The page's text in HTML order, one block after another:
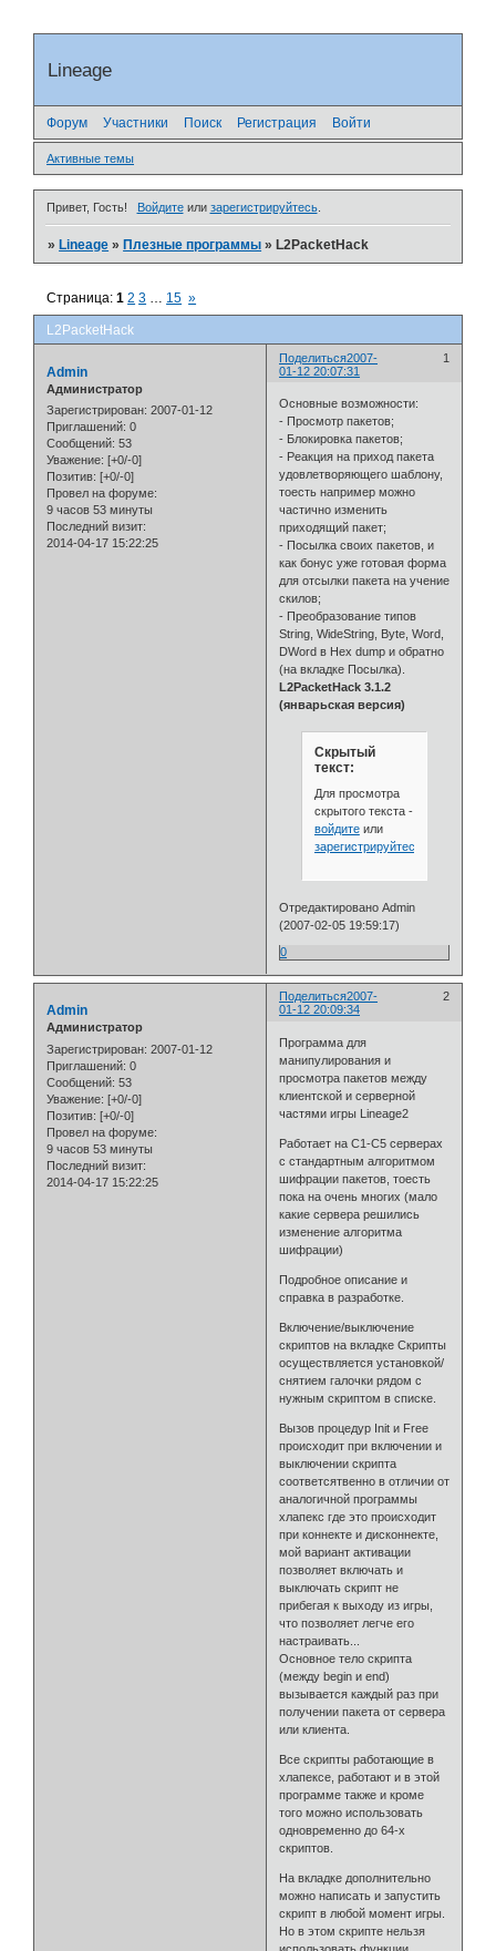
Lineage
Форум Участники Поиск Регистрация Войти
Активные темы
Привет, Гость! Войдитеили зарегистрируйтесь.
»Lineage »Плезные программы »L2PacketHack
L2PacketHack
Страница:1 2 3 … 15 »
Поделиться 1
2007-
01-12 20:07:31
Admin
Администратор
Зарегистрирован: 2007-01-12
Приглашений: 0
Сообщений: 53
Уважение: [+0/-0]
Позитив: [+0/-0]
Провел на форуме:
9 часов 53 минуты
Последний визит:
2014-04-17 15:22:25
Основные возможности:
- Просмотр пакетов;
- Блокировка пакетов;
- Реакция на приход пакета
удовлетворяющего шаблону,
тоесть например можно
частично изменить
приходящий пакет;
- Посылка своих пакетов, и
как бонус уже готовая форма
для отсылки пакета на учение
скилов;
- Преобразование типов
String, WideString, Byte, Word,
DWord в Hex dump и обратно
(на вкладке Посылка).
L2PacketHack 3.1.2
(январьская версия)
Скрытый
текст:
Для просмотра
скрытого текста -
войдитеили
зарегистрируйтесь
Отредактировано Admin
(2007-02-05 19:59:17)
0
Поделиться 2
2007-
01-12 20:09:34
Admin
Администратор
Зарегистрирован: 2007-01-12
Приглашений: 0
Сообщений: 53
Уважение: [+0/-0]
Позитив: [+0/-0]
Провел на форуме:
9 часов 53 минуты
Последний визит:
2014-04-17 15:22:25
Программа для
манипулирования и
просмотра пакетов между
клиентской и серверной
частями игры Lineage2
Работает на С1-С5 серверах
с стандартным алгоритмом
шифрации пакетов, тоесть
пока на очень многих (мало
какие сервера решились
изменение алгоритма
шифрации)
Подробное описание и
справка в разработке.
Включение/выключение
скриптов на вкладке Скрипты
осуществляется установкой/
снятием галочки рядом с
нужным скриптом в списке.
Вызов процедур Init и Free
происходит при включении и
выключении скрипта
соответсятвенно в отличии от
аналогичной программы
хлапекс где это происходит
при коннекте и дисконнекте,
мой вариант активации
позволяет включать и
выключать скрипт не
прибегая к выходу из игры,
что позволяет легче его
настраивать...
Основное тело скрипта
(между begin и end)
вызывается каждый раз при
получении пакета от сервера
или клиента.
Все скрипты работающие в
хлапексе, работают и в этой
программе также и кроме
того можно использовать
одновременно до 64-х
скриптов.
На вкладке дополнительно
можно написать и запустить
скрипт в любой момент игры.
Но в этом скрипте нельзя